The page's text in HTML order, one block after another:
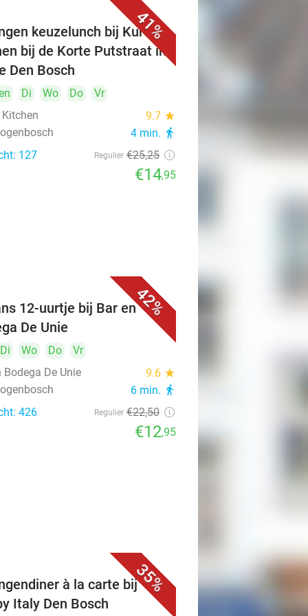
41%
keuzelunch bij Kuro's
bij de Korte Putstraat in
Den Bosch
Di Wo Do
Vr
Kitchen
9.7 star
4 min. directions_walk
127 Regulier €25,25
€14,95
42%
12-uurtje bij Bar en
De Unie
Di Wo Do
Vr
Bodega De Unie
9.6 star
6 min. directions_walk
426 Regulier €22,50
€12,95
35%
à la carte bij
Italy Den Bosch